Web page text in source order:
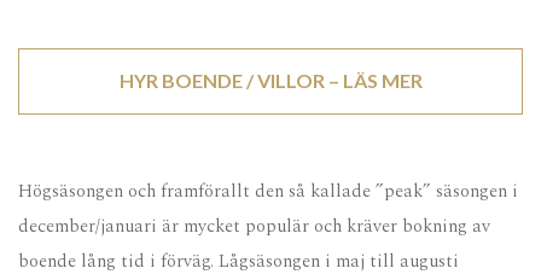
HYR BOENDE / VILLOR – LÄS MER
Högsäsongen och framförallt den så kallade ”peak” säsongen i
december/januari är mycket populär och kräver bokning av
boende lång tid i förväg. Lågsäsongen i maj till augusti